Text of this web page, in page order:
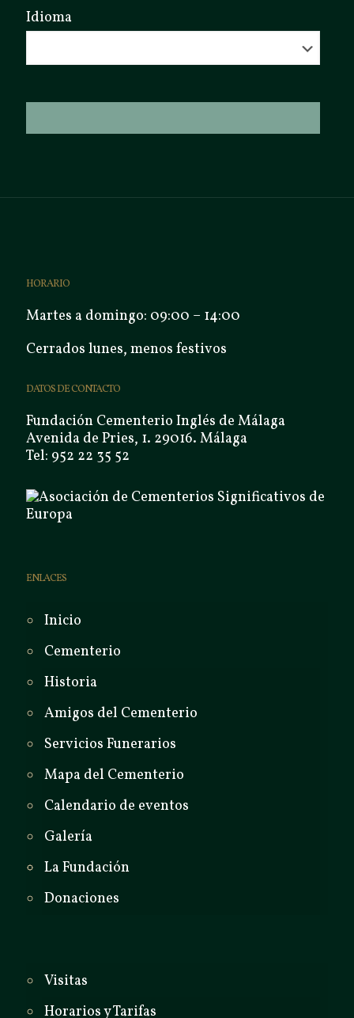
Idioma
HORARIO
Martes a domingo: 09:00 – 14:00
Cerrados lunes, menos festivos
DATOS DE CONTACTO
Fundación Cementerio Inglés de Málaga
Avenida de Pries, 1. 29016. Málaga
Tel: 952 22 35 52
ENLACES
Inicio
Cementerio
Historia
Amigos del Cementerio
Servicios Funerarios
Mapa del Cementerio
Calendario de eventos
Galería
La Fundación
Donaciones
Visitas
Horarios y Tarifas